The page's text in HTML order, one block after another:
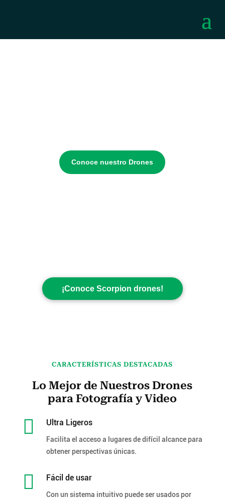
Conoce nuestro Drones
¡Conoce Scorpion drones!
CARACTERÍSTICAS DESTACADAS
Lo Mejor de Nuestros Drones
para Fotografía y Video
 Ultra Ligeros
Facilita el acceso a lugares de difícil alcance para
obtener perspectivas únicas.
 Fácil de usar
Con un sistema intuitivo puede ser usados por